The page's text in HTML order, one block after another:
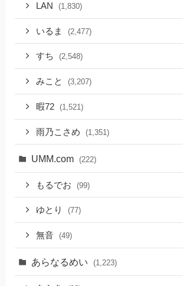
LAN (1,830)
いるま (2,477)
すち (2,548)
みこと (3,207)
暇72 (1,521)
雨乃こさめ (1,351)
UMM.com (222)
もるでお (99)
ゆとり (77)
無音 (49)
あらなるめい (1,223)